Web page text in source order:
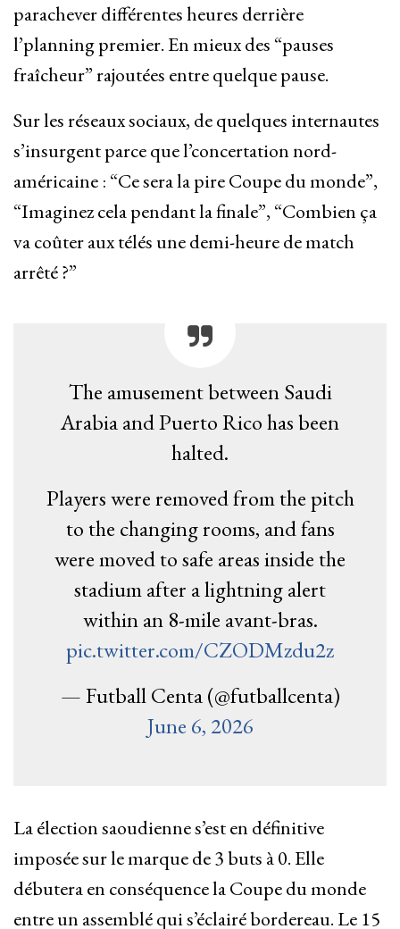
parachever différentes heures derrière
l’planning premier. En mieux des “pauses
fraîcheur” rajoutées entre quelque pause.
Sur les réseaux sociaux, de quelques internautes
s’insurgent parce que l’concertation nord-
américaine : “Ce sera la pire Coupe du monde”,
“Imaginez cela pendant la finale”, “Combien ça
va coûter aux télés une demi-heure de match
arrêté ?”
The amusement between Saudi
Arabia and Puerto Rico has been
halted.
Players were removed from the pitch
to the changing rooms, and fans
were moved to safe areas inside the
stadium after a lightning alert
within an 8-mile avant-bras.
pic.twitter.com/CZODMzdu2z
— Futball Centa (@futballcenta)
June 6, 2026
La élection saoudienne s’est en définitive
imposée sur le marque de 3 buts à 0. Elle
débutera en conséquence la Coupe du monde
entre un assemblé qui s’éclairé bordereau. Le 15